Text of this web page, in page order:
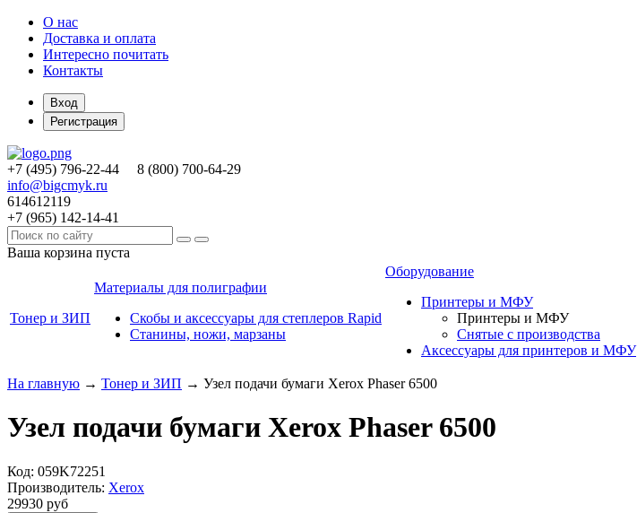
О нас
Доставка и оплата
Интересно почитать
Контакты
Вход
Регистрация
+7 (495) 796-22-44 8 (800) 700-64-29
info@bigcmyk.ru
614612119
+7 (965) 142-14-41
Ваша корзина пуста
Тонер и ЗИП
Материалы для полиграфии
Скобы и аксессуары для степлеров Rapid
Станины, ножи, марзаны
Оборудование
Принтеры и МФУ
Принтеры и МФУ
Снятые с производства
Аксессуары для принтеров и МФУ
На главную → Тонер и ЗИП → Узел подачи бумаги Xerox Phaser 6500
Узел подачи бумаги Xerox Phaser 6500
Код: 059K72251
Производитель: Xerox
29930 руб